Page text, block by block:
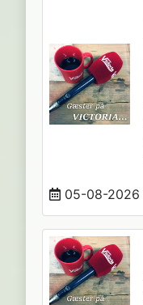
05-08-